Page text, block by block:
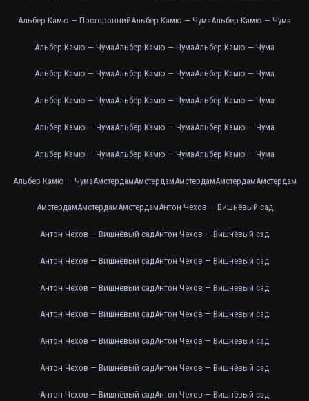
Альбер Камю — ПостороннийАльбер Камю — ЧумаАльбер Камю — Чума
Альбер Камю — ЧумаАльбер Камю — ЧумаАльбер Камю — Чума
Альбер Камю — ЧумаАльбер Камю — ЧумаАльбер Камю — Чума
Альбер Камю — ЧумаАльбер Камю — ЧумаАльбер Камю — Чума
Альбер Камю — ЧумаАльбер Камю — ЧумаАльбер Камю — Чума
Альбер Камю — ЧумаАльбер Камю — ЧумаАльбер Камю — Чума
Альбер Камю — ЧумаАмстердамАмстердамАмстердамАмстердамАмстердам
АмстердамАмстердамАмстердамАнтон Чехов — Вишнёвый сад
Антон Чехов — Вишнёвый садАнтон Чехов — Вишнёвый сад
Антон Чехов — Вишнёвый садАнтон Чехов — Вишнёвый сад
Антон Чехов — Вишнёвый садАнтон Чехов — Вишнёвый сад
Антон Чехов — Вишнёвый садАнтон Чехов — Вишнёвый сад
Антон Чехов — Вишнёвый садАнтон Чехов — Вишнёвый сад
Антон Чехов — Вишнёвый садАнтон Чехов — Вишнёвый сад
Антон Чехов — Вишнёвый садАнтон Чехов — Вишнёвый сад